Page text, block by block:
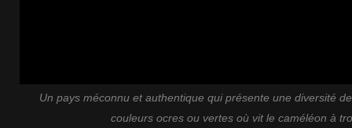
Un pays méconnu et authentique qui présente une diversité
couleurs ocres ou vertes où vit le caméléon à